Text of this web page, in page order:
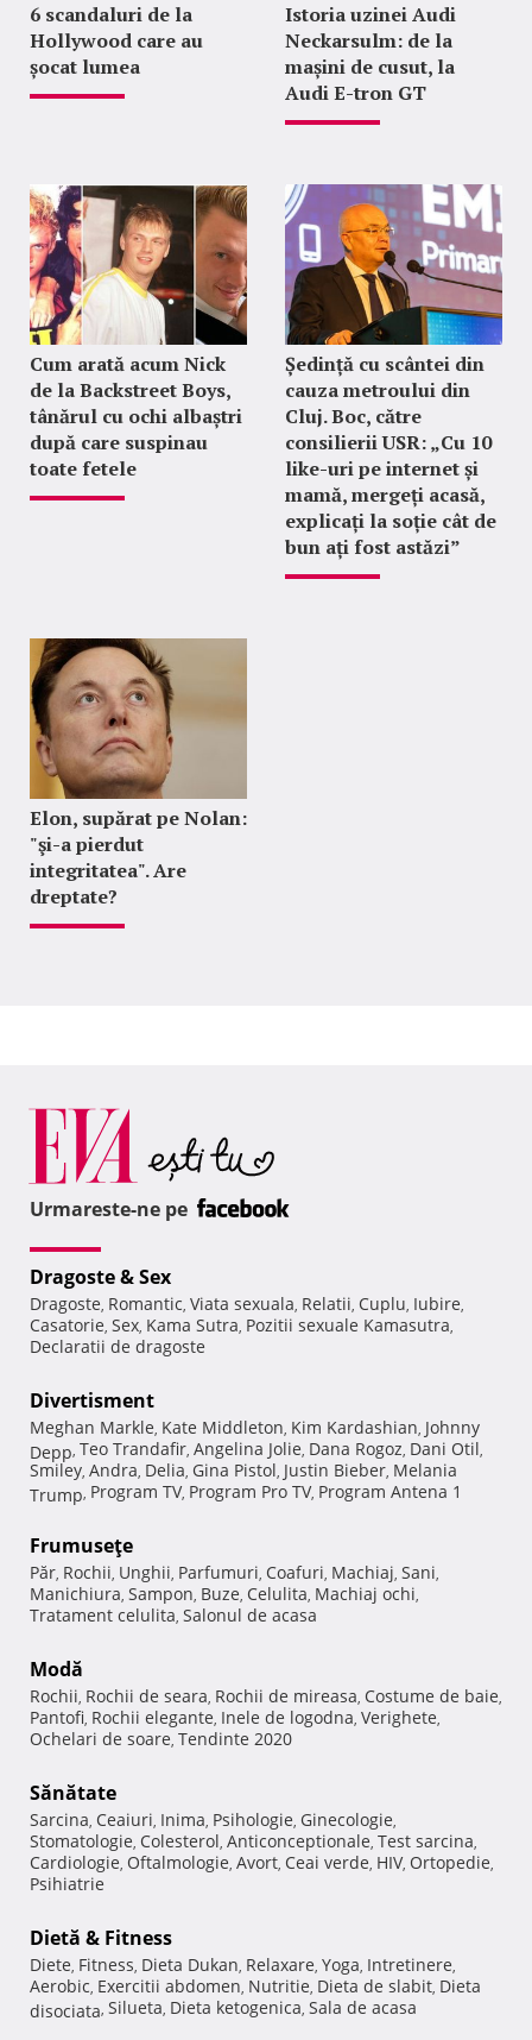
6 scandaluri de la
Hollywood care au
șocat lumea
Istoria uzinei Audi
Neckarsulm: de la
mașini de cusut, la
Audi E-tron GT
Cum arată acum Nick
de la Backstreet Boys,
tânărul cu ochi albaștri
după care suspinau
toate fetele
Ședință cu scântei din
cauza metroului din
Cluj. Boc, către
consilierii USR: „Cu 10
like-uri pe internet și
mamă, mergeți acasă,
explicați la soție cât de
bun ați fost astăzi”
Elon, supărat pe Nolan:
"şi-a pierdut
integritatea". Are
dreptate?
Urmareste-ne pe
Dragoste & Sex
Dragoste, Romantic, Viata sexuala, Relatii, Cuplu, Iubire,
Casatorie, Sex, Kama Sutra, Pozitii sexuale Kamasutra,
Declaratii de dragoste
Divertisment
Meghan Markle, Kate Middleton, Kim Kardashian, Johnny
Depp, Teo Trandafir, Angelina Jolie, Dana Rogoz, Dani Otil,
Smiley, Andra, Delia, Gina Pistol, Justin Bieber, Melania
Trump, Program TV, Program Pro TV, Program Antena 1
Frumuseţe
Păr, Rochii, Unghii, Parfumuri, Coafuri, Machiaj, Sani,
Manichiura, Sampon, Buze, Celulita, Machiaj ochi,
Tratament celulita, Salonul de acasa
Modă
Rochii, Rochii de seara, Rochii de mireasa, Costume de baie,
Pantofi, Rochii elegante, Inele de logodna, Verighete,
Ochelari de soare, Tendinte 2020
Sănătate
Sarcina, Ceaiuri, Inima, Psihologie, Ginecologie,
Stomatologie, Colesterol, Anticonceptionale, Test sarcina,
Cardiologie, Oftalmologie, Avort, Ceai verde, HIV, Ortopedie,
Psihiatrie
Dietă & Fitness
Diete, Fitness, Dieta Dukan, Relaxare, Yoga, Intretinere,
Aerobic, Exercitii abdomen, Nutritie, Dieta de slabit, Dieta
disociata, Silueta, Dieta ketogenica, Sala de acasa